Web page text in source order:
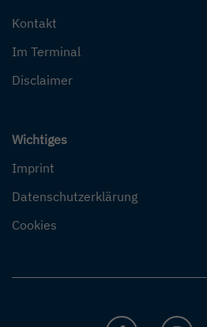
Kontakt
Im Terminal
Disclaimer
Wichtiges
Imprint
Datenschutzerklärung
Cookies